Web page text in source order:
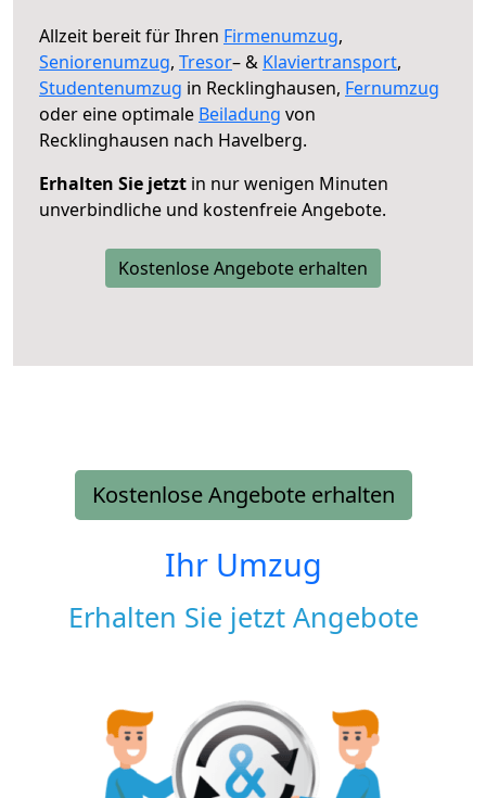
Allzeit bereit für Ihren Firmenumzug,
Seniorenumzug, Tresor– & Klaviertransport,
Studentenumzug in Recklinghausen, Fernumzug
oder eine optimale Beiladung von
Recklinghausen nach Havelberg.
Erhalten Sie jetzt in nur wenigen Minuten
unverbindliche und kostenfreie Angebote.
Kostenlose Angebote erhalten
Kostenlose Angebote erhalten
Ihr Umzug
Erhalten Sie jetzt Angebote